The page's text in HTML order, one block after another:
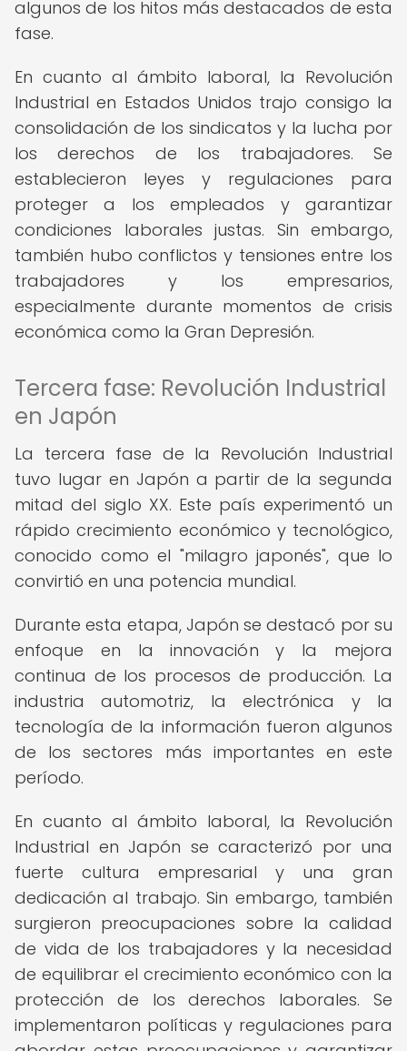
algunos de los hitos más destacados de esta
fase.
En cuanto al ámbito laboral, la Revolución
Industrial en Estados Unidos trajo consigo la
consolidación de los sindicatos y la lucha por
los derechos de los trabajadores. Se
establecieron leyes y regulaciones para
proteger a los empleados y garantizar
condiciones laborales justas. Sin embargo,
también hubo conflictos y tensiones entre los
trabajadores y los empresarios,
especialmente durante momentos de crisis
económica como la Gran Depresión.
Tercera fase: Revolución Industrial
en Japón
La tercera fase de la Revolución Industrial
tuvo lugar en Japón a partir de la segunda
mitad del siglo XX. Este país experimentó un
rápido crecimiento económico y tecnológico,
conocido como el "milagro japonés", que lo
convirtió en una potencia mundial.
Durante esta etapa, Japón se destacó por su
enfoque en la innovación y la mejora
continua de los procesos de producción. La
industria automotriz, la electrónica y la
tecnología de la información fueron algunos
de los sectores más importantes en este
período.
En cuanto al ámbito laboral, la Revolución
Industrial en Japón se caracterizó por una
fuerte cultura empresarial y una gran
dedicación al trabajo. Sin embargo, también
surgieron preocupaciones sobre la calidad
de vida de los trabajadores y la necesidad
de equilibrar el crecimiento económico con la
protección de los derechos laborales. Se
implementaron políticas y regulaciones para